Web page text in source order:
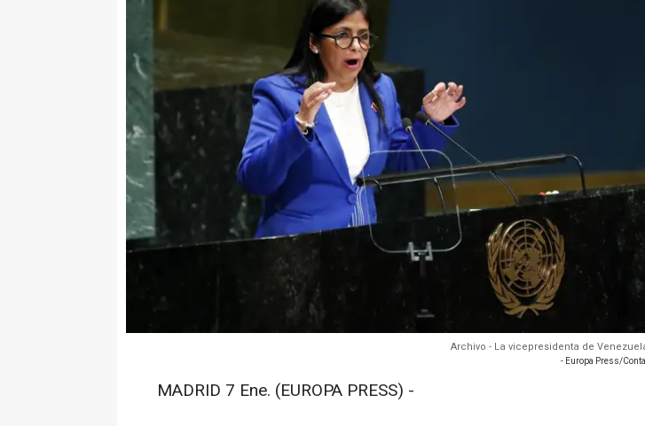
Archivo - La vicepresidenta de
- Europa Press/
MADRID 7 Ene. (EUROPA PRESS) -